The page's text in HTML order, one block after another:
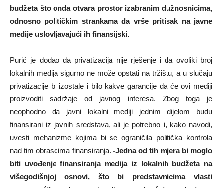
budžeta što onda otvara prostor izabranim dužnosnicima,
odnosno političkim strankama da vrše pritisak na javne
medije uslovljavajući ih finansijski.
Purić je dodao da privatizacija nije rješenje i da ovoliki broj
lokalnih medija sigurno ne može opstati na tržištu, a u slučaju
privatizacije bi izostale i bilo kakve garancije da će ovi mediji
proizvoditi sadržaje od javnog interesa. Zbog toga je
neophodno da javni lokalni mediji jednim dijelom budu
finansirani iz javnih sredstava, ali je potrebno i, kako navodi,
uvesti mehanizme kojima bi se ograničila politička kontrola
nad tim obrascima finansiranja. -Jedna od tih mjera bi moglo
biti uvođenje finansiranja medija iz lokalnih budžeta na
višegodišnjoj osnovi, što bi predstavnicima vlasti